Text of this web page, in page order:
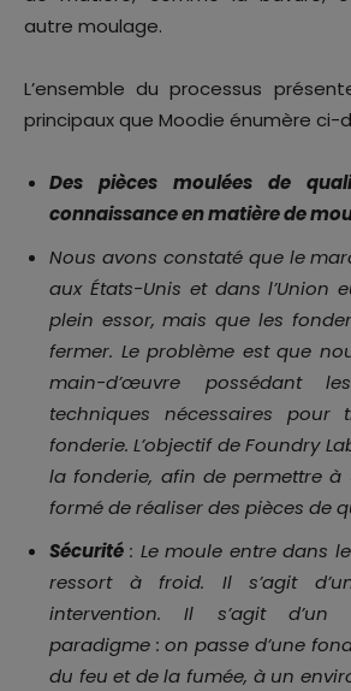
autre moulage.
L’ensemble du processus
principaux que Moodie énumère ci-
Des pièces moulées de
connaissance en matière de
Nous avons constaté que le
aux États-Unis et dans l’Union
plein essor, mais que les
fermer. Le problème est que
main-d’œuvre possédant
techniques nécessaires pour
fonderie. L’objectif de Foundry
la fonderie, afin de permettre
formé de réaliser des pièces de
Sécurité : Le moule entre dans
ressort à froid. Il s’agit
intervention. Il s’agit d’un
paradigme : on passe d’une
du feu et de la fumée, à un